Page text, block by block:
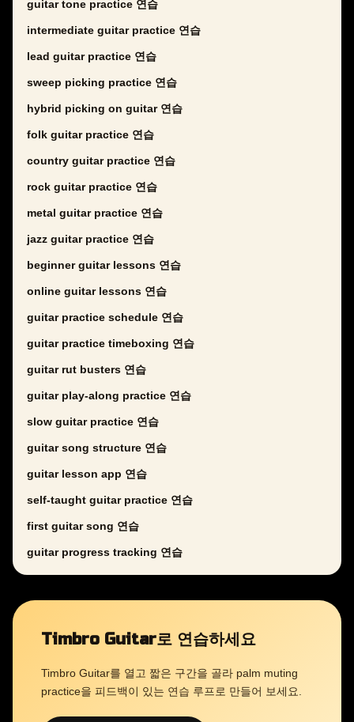
guitar tone practice 연습
intermediate guitar practice 연습
lead guitar practice 연습
sweep picking practice 연습
hybrid picking on guitar 연습
folk guitar practice 연습
country guitar practice 연습
rock guitar practice 연습
metal guitar practice 연습
jazz guitar practice 연습
beginner guitar lessons 연습
online guitar lessons 연습
guitar practice schedule 연습
guitar practice timeboxing 연습
guitar rut busters 연습
guitar play-along practice 연습
slow guitar practice 연습
guitar song structure 연습
guitar lesson app 연습
self-taught guitar practice 연습
first guitar song 연습
guitar progress tracking 연습
Timbro Guitar로 연습하세요
Timbro Guitar를 열고 짧은 구간을 골라 palm muting
practice을 피드백이 있는 연습 루프로 만들어 보세요.